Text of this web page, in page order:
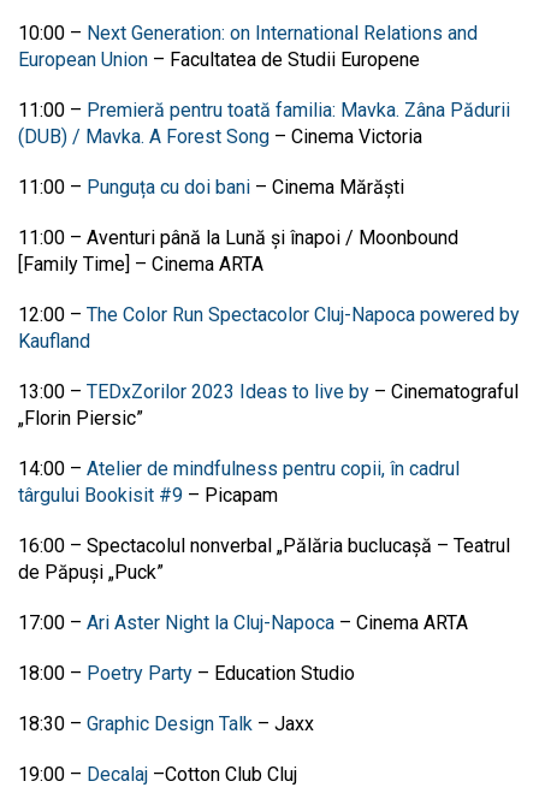
10:00 – Next Generation: on International Relations and
European Union – Facultatea de Studii Europene
11:00 – Premieră pentru toată familia: Mavka. Zâna Pădurii
(DUB) / Mavka. A Forest Song – Cinema Victoria
11:00 – Punguța cu doi bani – Cinema Mărăști
11:00 – Aventuri până la Lună și înapoi / Moonbound
[Family Time] – Cinema ARTA
12:00 – The Color Run Spectacolor Cluj-Napoca powered by
Kaufland
13:00 – TEDxZorilor 2023 Ideas to live by – Cinematograful
„Florin Piersic”
14:00 – Atelier de mindfulness pentru copii, în cadrul
târgului Bookisit #9 – Picapam
16:00 – Spectacolul nonverbal „Pălăria buclucașă – Teatrul
de Păpuși „Puck”
17:00 – Ari Aster Night la Cluj-Napoca – Cinema ARTA
18:00 – Poetry Party – Education Studio
18:30 – Graphic Design Talk – Jaxx
19:00 – Decalaj –Cotton Club Cluj